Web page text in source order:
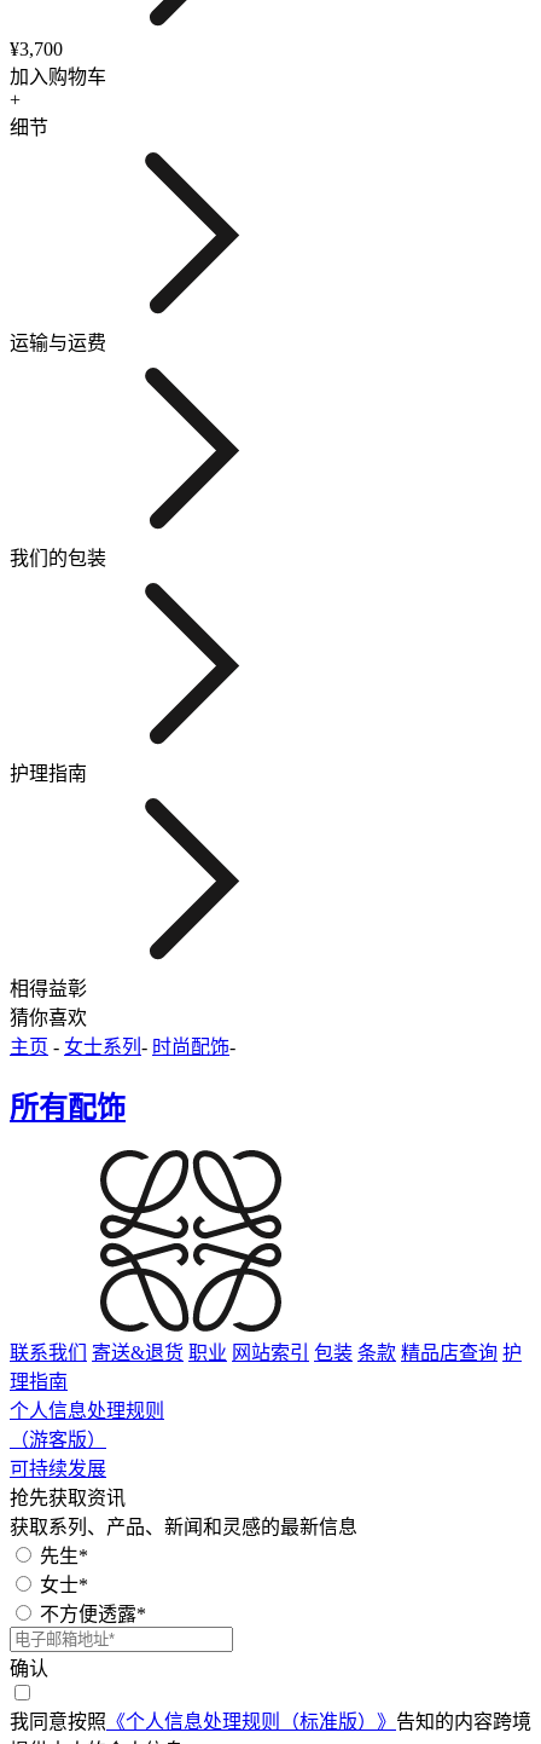
¥3,700
加入购物车
+
细节
运输与运费
我们的包装
护理指南
相得益彰
猜你喜欢
主页 - 女士系列 - 时尚配饰-
所有配饰
联系我们 寄送&退货 职业 网站索引 包装 条款 精品店查询 护
理指南
个人信息处理规则
（游客版）
可持续发展
抢先获取资讯
获取系列、产品、新闻和灵感的最新信息
先生*
女士*
不方便透露*
确认
我同意按照 《个人信息处理规则（标准版）》 告知的内容跨境